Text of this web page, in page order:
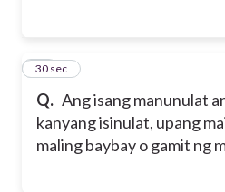
Q. Ang isang manunulat
kanyang isinulat, upang
maling baybay o gamit ng
12
30 sec